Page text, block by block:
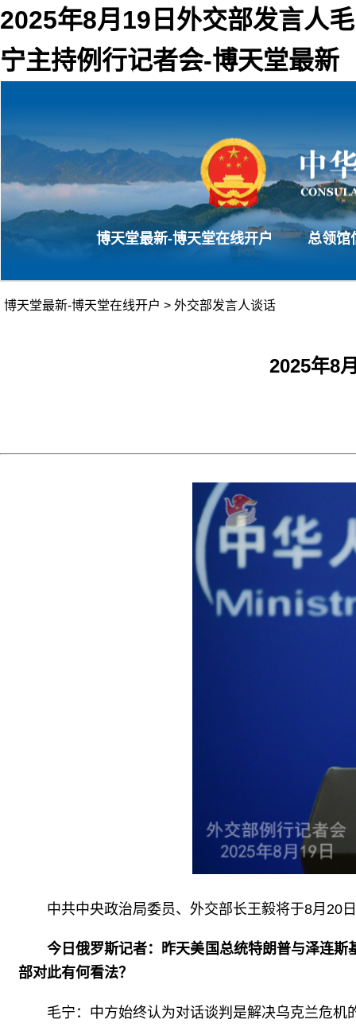
2025年8月19日外交部发言人毛
宁主持例行记者会-博天堂最新
博天堂最新-博天堂在线开户 总领馆
博天堂最新-博天堂在线开户 > 外交部发言人谈话
2025年8
中共中央政治局委员、外交部长王毅将于8月20
今日俄罗斯记者：昨天美国总统特朗普与泽连
部对此有何看法？
毛宁：中方始终认为对话谈判是解决乌克兰危